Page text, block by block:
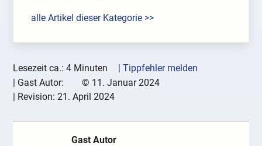
alle Artikel dieser Kategorie >>
Lesezeit ca.: 4 Minuten
| Tippfehler melden
| Gast Autor: © 11. Januar 2024
| Revision:21. April 2024
Gast Autor